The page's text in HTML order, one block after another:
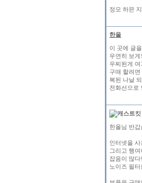
정모 하믄
한올
이 곳에 글
우연히 보
우찌된게
구매 할려
복된 나날
전화선으로
한올님 반
인터넷을
그리고 행
잡음이 많
노이즈 필